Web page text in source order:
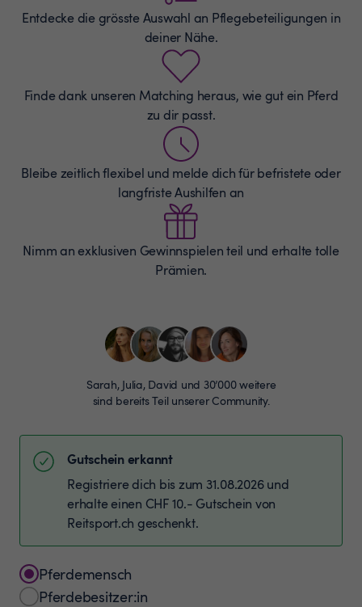
Entdecke die grösste Auswahl an Pflegebeteiligungen in
deiner Nähe.
Finde dank unseren Matching heraus, wie gut ein Pferd
zu dir passt.
Bleibe zeitlich flexibel und melde dich für befristete oder
langfriste Aushilfen an
Nimm an exklusiven Gewinnspielen teil und erhalte tolle
Prämien.
Sarah, Julia, David und 30’000 weitere
sind bereits Teil unserer Community.
Gutschein erkannt
Registriere dich bis zum 31.08.2026 und
erhalte einen CHF 10.- Gutschein von
Reitsport.ch geschenkt.
Pferdemensch
Pferdebesitzer:in